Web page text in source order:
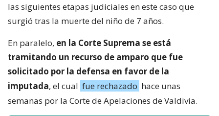
las siguientes etapas judiciales en este caso que
surgió tras la muerte del niño de 7 años.
En paralelo, en la Corte Suprema se está
tramitando un recurso de amparo que fue
solicitado por la defensa en favor de la
imputada, el cual fue rechazado hace unas
semanas por la Corte de Apelaciones de Valdivia.